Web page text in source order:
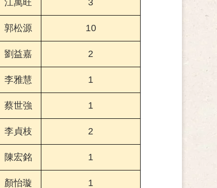
江萬旺 3
郭松源 10
劉益嘉 2
李雅慧 1
蔡世強 1
李貞枝 2
陳宏銘 1
顏怡璇 1